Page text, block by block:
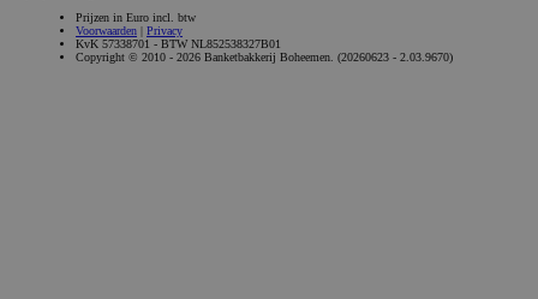
Prijzen in Euro incl. btw
Voorwaarden | Privacy
KvK 57338701 - BTW NL852538327B01
Copyright © 2010 - 2026 Banketbakkerij Boheemen. (20260623 - 2.03.9670)